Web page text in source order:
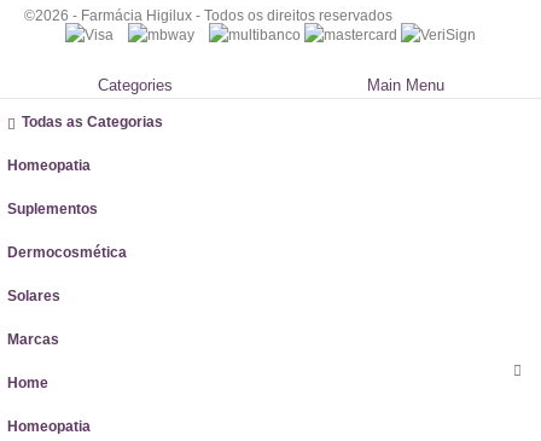
©2026 - Farmácia Higilux - Todos os direitos reservados
Categories Main Menu
Todas as Categorias
Homeopatia
Suplementos
Dermocosmética
Solares
Marcas
Home
Homeopatia